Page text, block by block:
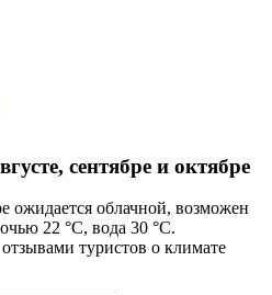
сентябре и октябре
ожидается облачной, возможен
22 °C, вода 30 °C.
туристов о климате